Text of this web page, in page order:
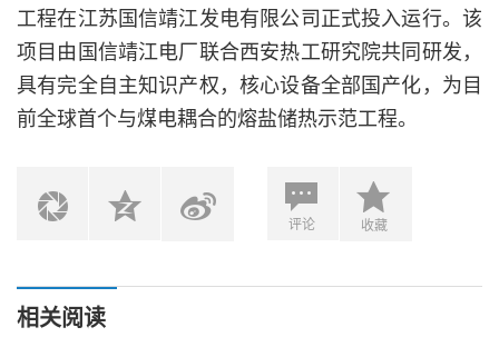
工程在江苏国信靖江发电有限公司正式投入运行。该
项目由国信靖江电厂联合西安热工研究院共同研发，
具有完全自主知识产权，核心设备全部国产化，为目
前全球首个与煤电耦合的熔盐储热示范工程。
评论 收藏
相关阅读